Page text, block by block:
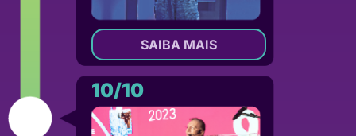
SAIBA MAIS
10/10